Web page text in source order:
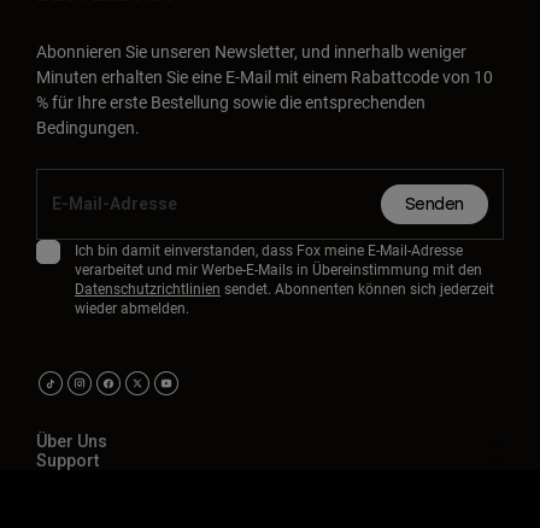
Abonnieren Sie unseren Newsletter, und innerhalb weniger
Minuten erhalten Sie eine E-Mail mit einem Rabattcode von 10
% für Ihre erste Bestellung sowie die entsprechenden
Bedingungen.
Senden
Ich bin damit einverstanden, dass Fox meine E-Mail-Adresse
verarbeitet und mir Werbe-E-Mails in Übereinstimmung mit den
Datenschutzrichtlinien sendet. Abonnenten können sich jederzeit
wieder abmelden.
Über Uns
Support